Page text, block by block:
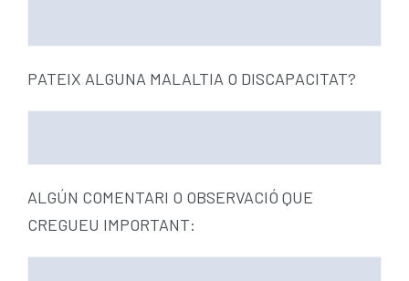
PATEIX ALGUNA MALALTIA O DISCAPACITAT?
ALGÚN COMENTARI O OBSERVACIÓ QUE
CREGUEU IMPORTANT: